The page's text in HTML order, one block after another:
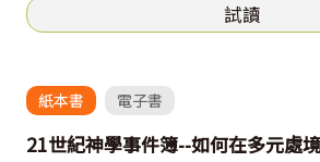
試讀
紙本書 電子書
21世紀神學事件簿--如何在多元處